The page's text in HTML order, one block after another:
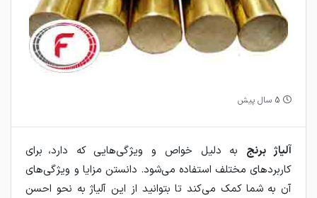
5 سال پیش
آلیاژ برنج به دلیل خواص و ویژگی‌هایی که دارد، برای
کاربردهای مختلف استفاده می‌شود. دانستن مزایا و ویژگی‌های
آن به شما کمک می‌کند تا بتوانید از این آلیاژ به نحو احسن